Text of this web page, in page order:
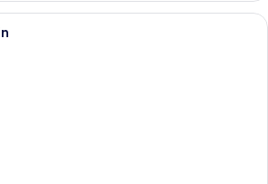
Camera d'albergo con un letto